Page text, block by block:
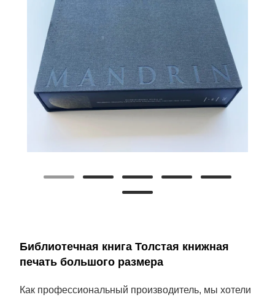
Библиотечная книга Толстая книжная
печать большого размера
Как профессиональный производитель, мы хотели